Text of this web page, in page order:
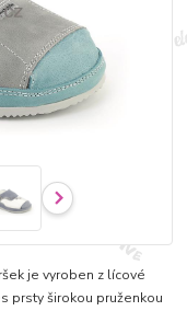
je vyroben z lícové
prsty širokou pruženkou